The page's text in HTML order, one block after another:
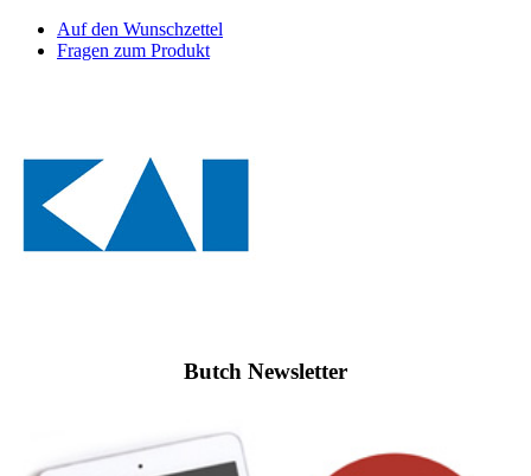
Auf den Wunschzettel
Fragen zum Produkt
Butch Newsletter